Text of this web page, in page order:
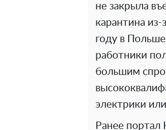
не закрыла
карантина
году в
работники
большим
электрики
Ранее портал